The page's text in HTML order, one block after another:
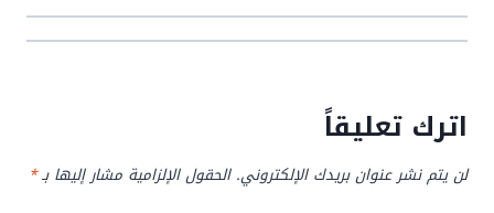
اترك تعليقاً
لن يتم نشر عنوان بريدك الإلكتروني. الحقول الإلزامية مشار إليها بـ*